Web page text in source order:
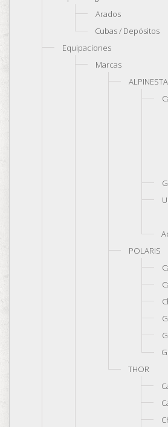
Arados
Cubas / Depósitos
Equipaciones
Marcas
POLARIS
THOR